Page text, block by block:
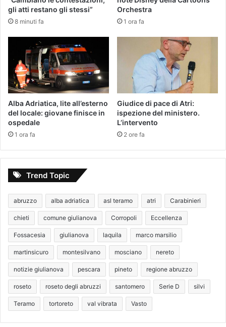
gli atti restano gli stessi”
8 minuti fa
Orchestra
1 ora fa
Alba Adriatica, lite all’esterno
del locale: giovane finisce in
ospedale
1 ora fa
Giudice di pace di Atri:
ispezione del ministero.
L’intervento
2 ore fa
Trend Topic
abruzzo alba adriatica asl teramo atri Carabinieri
chieti comune giulianova Corropoli Eccellenza
Fossacesia giulianova laquila marco marsilio
martinsicuro montesilvano mosciano nereto
notizie giulianova pescara pineto regione abruzzo
roseto roseto degli abruzzi santomero Serie D silvi
Teramo tortoreto val vibrata Vasto